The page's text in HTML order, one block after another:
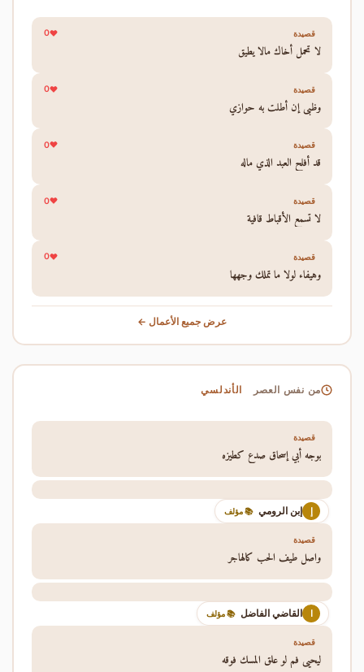
قصيدة 0
لا تحمل أخاك مالا يطيق
قصيدة 0
وظبي إن أطلت به حوازي
قصيدة 0
قد أفلح العبد الذي ماله
قصيدة 0
لا تسمع الأقباط قافية
قصيدة 0
وهيفاء لولا ما تملك وجهها
عرض جميع الأعمال ←
من نفس العصر الأندلسي
قصيدة
بوجه أبي إسحاق صدع كطيزه
إ إبن الرومي 📚 مؤلف
قصيدة
واصل طيف الحب كالهاجر
ا القاضي الفاضل 📚 مؤلف
قصيدة
ليحيى فم لو علق المسك فوقه